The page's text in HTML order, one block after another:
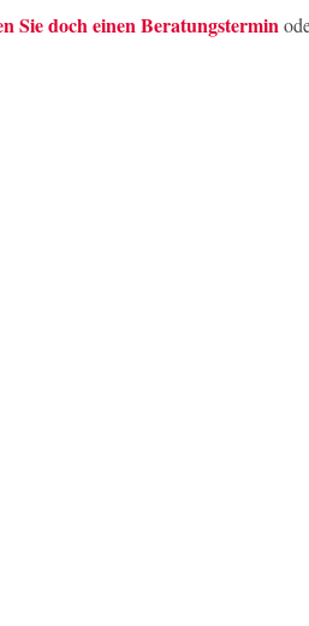
Sie doch einen Beratungstermin